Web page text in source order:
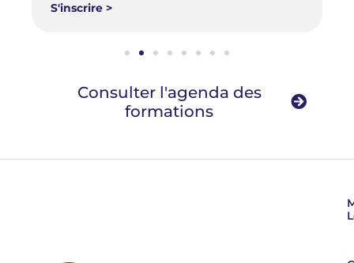
S'inscrire >
Consulter l'agenda des
formations